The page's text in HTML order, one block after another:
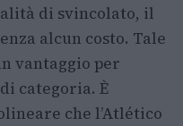
di svincolato, il
alcun costo. Tale
vantaggio per
categoria. È
che l’Atlético